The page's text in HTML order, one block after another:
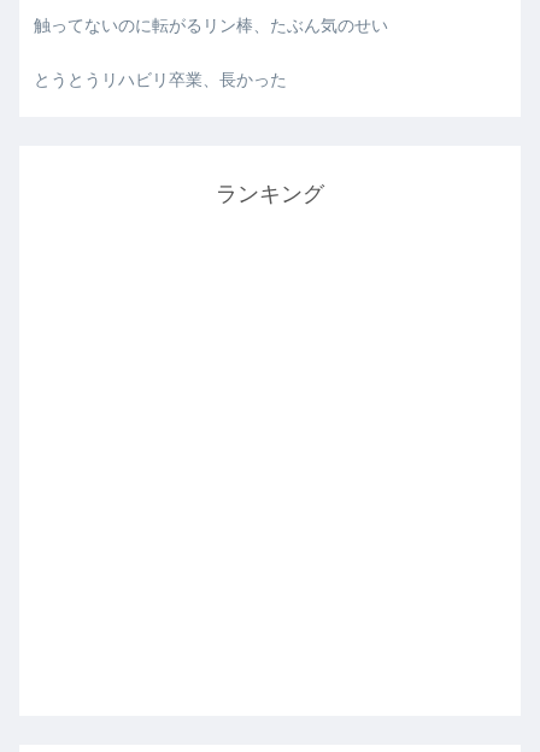
触ってないのに転がるリン棒、たぶん気のせい
とうとうリハビリ卒業、長かった
ランキング